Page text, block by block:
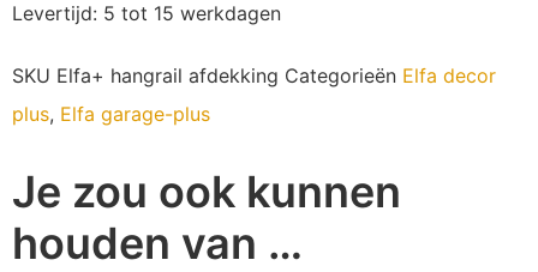
Levertijd: 5 tot 15 werkdagen
SKU Elfa+ hangrail afdekking Categorieën Elfa decor
plus, Elfa garage-plus
Je zou ook kunnen
houden van …